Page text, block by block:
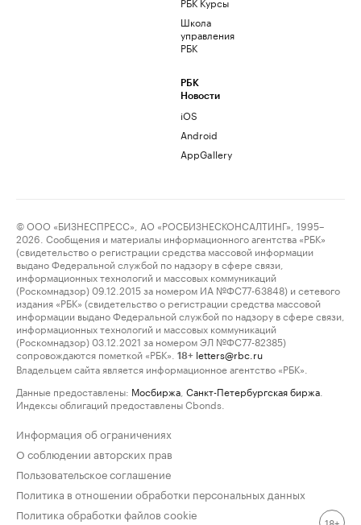
Школа
управления
РБК
РБК
Новости
iOS
Android
AppGallery
© ООО «БИЗНЕСПРЕСС», АО «РОСБИЗНЕСКОНСАЛТИНГ», 1995–
2026. Сообщения и материалы информационного агентства «РБК»
(свидетельство о регистрации средства массовой информации
выдано Федеральной службой по надзору в сфере связи,
информационных технологий и массовых коммуникаций
(Роскомнадзор) 09.12.2015 за номером ИА №ФС77-63848) и сетевого
издания «РБК» (свидетельство о регистрации средства массовой
информации выдано Федеральной службой по надзору в сфере связи,
информационных технологий и массовых коммуникаций
(Роскомнадзор) 03.12.2021 за номером ЭЛ №ФС77-82385)
сопровождаются пометкой «РБК».
18+ letters@rbc.ru
Владельцем сайта является информационное агентство «РБК».
Данные предоставлены: Мосбиржа Санкт-Петербургская биржа
Индексы облигаций предоставлены Cbonds.
Информация об ограничениях
О соблюдении авторских прав
Пользовательское соглашение
Политика в отношении обработки персональных данных
Политика обработки файлов cookie